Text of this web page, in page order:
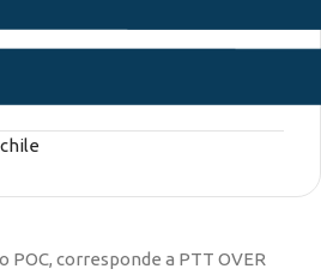
POC, corresponde a PTT OVER